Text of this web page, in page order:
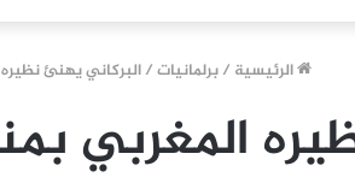
الرئيسية / برلمانيات/ البركاني يهنئ نظيره
بمناسبة